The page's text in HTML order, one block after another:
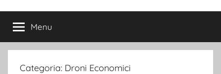
Migliori
Droni
Menu
Categoria: Droni Economici